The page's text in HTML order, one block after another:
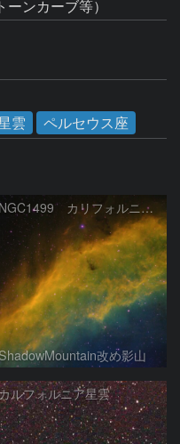
ンカーブ等）
雲 ペルセウス座
NGC1499 カリフォルニア星雲
改め影山
ルフォルニア星雲